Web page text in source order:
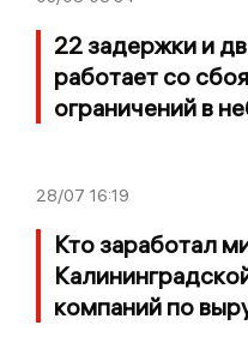
22 задержки и
работает со
ограничений в
28/07 16:19
Кто заработал
компаний по